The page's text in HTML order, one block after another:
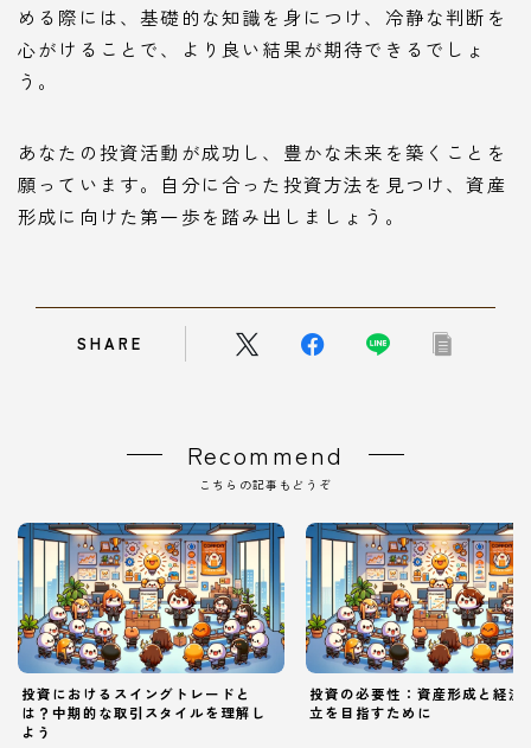
める際には、基礎的な知識を身につけ、冷静な判断を
心がけることで、より良い結果が期待できるでしょ
う。
あなたの投資活動が成功し、豊かな未来を築くことを
願っています。自分に合った投資方法を見つけ、資産
形成に向けた第一歩を踏み出しましょう。
SHARE
Recommend
こちらの記事もどうぞ
投資におけるスイングトレードと
は？中期的な取引スタイルを理解し
よう
投資の必要性：資産形成と経済
立を目指すために